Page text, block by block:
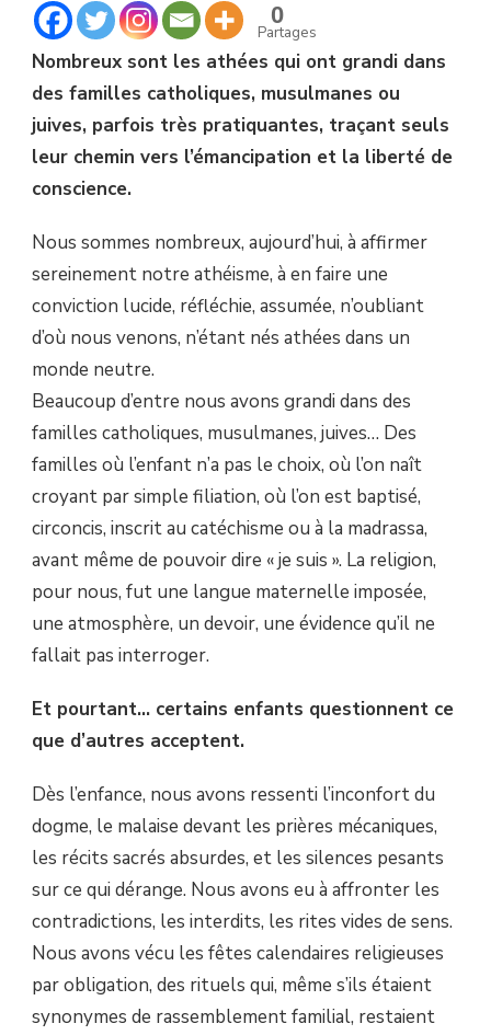
0
Partages
Nombreux sont les athées qui ont grandi dans
des familles catholiques, musulmanes ou
juives, parfois très pratiquantes, traçant seuls
leur chemin vers l’émancipation et la liberté de
conscience.
Nous sommes nombreux, aujourd’hui, à affirmer
sereinement notre athéisme, à en faire une
conviction lucide, réfléchie, assumée, n’oubliant
d’où nous venons, n’étant nés athées dans un
monde neutre.
Beaucoup d’entre nous avons grandi dans des
familles catholiques, musulmanes, juives… Des
familles où l’enfant n’a pas le choix, où l’on naît
croyant par simple filiation, où l’on est baptisé,
circoncis, inscrit au catéchisme ou à la madrassa,
avant même de pouvoir dire « je suis ». La religion,
pour nous, fut une langue maternelle imposée,
une atmosphère, un devoir, une évidence qu’il ne
fallait pas interroger.
Et pourtant… certains enfants questionnent ce
que d’autres acceptent.
Dès l’enfance, nous avons ressenti l’inconfort du
dogme, le malaise devant les prières mécaniques,
les récits sacrés absurdes, et les silences pesants
sur ce qui dérange. Nous avons eu à affronter les
contradictions, les interdits, les rites vides de sens.
Nous avons vécu les fêtes calendaires religieuses
par obligation, des rituels qui, même s’ils étaient
synonymes de rassemblement familial, restaient